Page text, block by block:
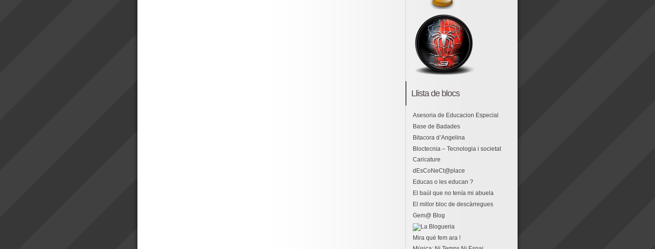
Llista de blocs
Asesoria de Educacion Especial
Base de Badades
Bitacora d’Angelina
Bloctecnia – Tecnologia i societat
Caricature
dEsCoNeCt@place
Educas o les educan ?
El baúl que no tenía mi abuela
El millor bloc de descàrregues
Gem@ Blog
Mira què fem ara !